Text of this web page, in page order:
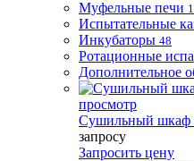
Муфельные печи
Испытательные
Инкубаторы 48
Ротационные
Дополнительное
просмотр
Сушильный
запросу
Запросить цену